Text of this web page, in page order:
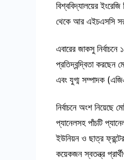
বিশ্ববিদ্যালয়ের
থেকে আর এইচএসসি
এবারের জাকসু
প্রতিদ্বন্দ্বিতা
এবং যুগ্ম সম্পাদক
নির্বাচনে অংশ
প্যানেলসহ পাঁচটি
ইউনিয়ন ও ছাত্র
কয়েকজন স্বতন্ত্র